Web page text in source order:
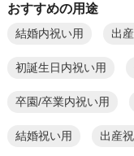
おすすめの用途
結婚内祝い用 出
初誕生日内祝い用
卒園/卒業内祝い用
結婚祝い用 出産